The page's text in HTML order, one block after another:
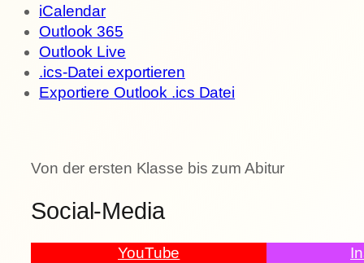
iCalendar
Outlook 365
Outlook Live
.ics-Datei exportieren
Exportiere Outlook .ics Datei
Von der ersten Klasse bis zum Abitur
Social-Media
YouTube